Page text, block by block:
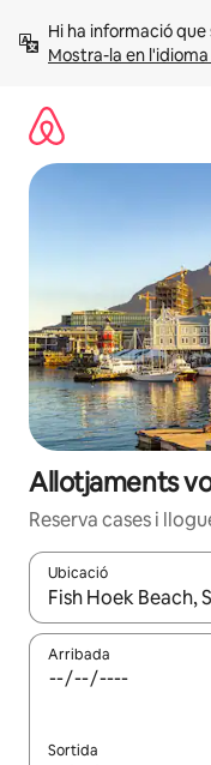
Mostra-la en
Allotjaments
Reserva cases i
Ubicació
Quan els resultats
Arribada
Sortida